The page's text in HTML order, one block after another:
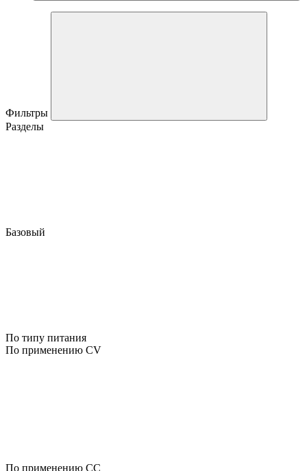
Фильтры
Разделы
Базовый
По типу питания
По применению CV
По применению CC